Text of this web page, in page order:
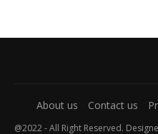
About us Contact us
@2022 - All Right Reserved.